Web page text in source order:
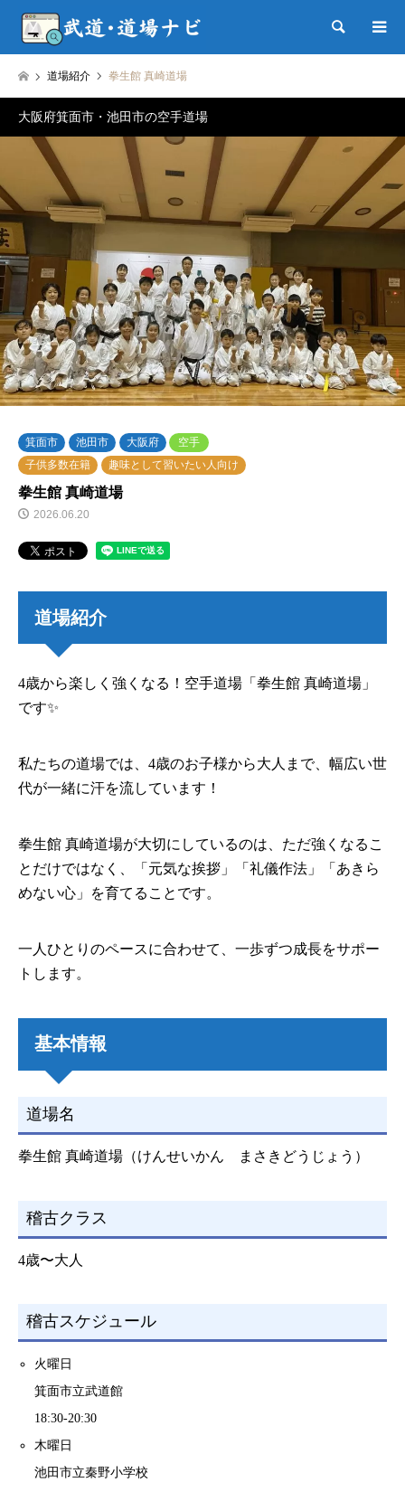
検索
道場紹介 拳生館 真崎道場
大阪府箕面市・池田市の空手道場
箕面市 池田市 大阪府
空手
子供多数在籍
趣味として習いたい人向け
拳生館 真崎道場
2026.06.20
道場紹介
4歳から楽しく強くなる！空手道場「拳生館 真崎道場」
です✨
私たちの道場では、4歳のお子様から大人まで、幅広い世
代が一緒に汗を流しています！
拳生館 真崎道場が大切にしているのは、ただ強くなるこ
とだけではなく、「元気な挨拶」「礼儀作法」「あきら
めない心」を育てることです。
一人ひとりのペースに合わせて、一歩ずつ成長をサポー
トします。
基本情報
道場名
拳生館 真崎道場（けんせいかん まさきどうじょう）
稽古クラス
4歳〜大人
稽古スケジュール
火曜日
箕面市立武道館
18:30-20:30
木曜日
池田市立秦野小学校